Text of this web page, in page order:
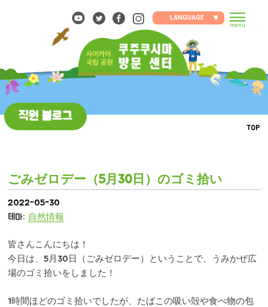
LANGUAGE
menu
TOP
직원 블로그
ごみゼロデー（5月30日）のゴミ拾い
2022-05-30
테마: 自然情報
皆さんこんにちは！
今日は、5月30日（ごみゼロデー）ということで、うみかぜ広
場のゴミ拾いをしました！
1時間ほどのゴミ拾いでしたが、たばこの吸い殻や食べ物の包